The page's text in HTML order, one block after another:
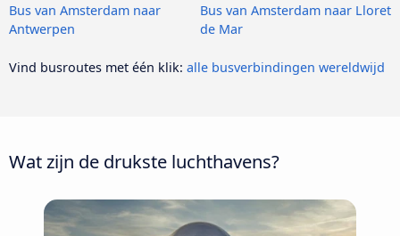
Bus van Amsterdam naar
Antwerpen
Bus van Amsterdam naar Lloret
de Mar
Vind busroutes met één klik: alle busverbindingen wereldwijd
Wat zijn de drukste luchthavens?